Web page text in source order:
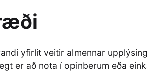
yfirlit veitir almennar
er að nota í opinberum eða